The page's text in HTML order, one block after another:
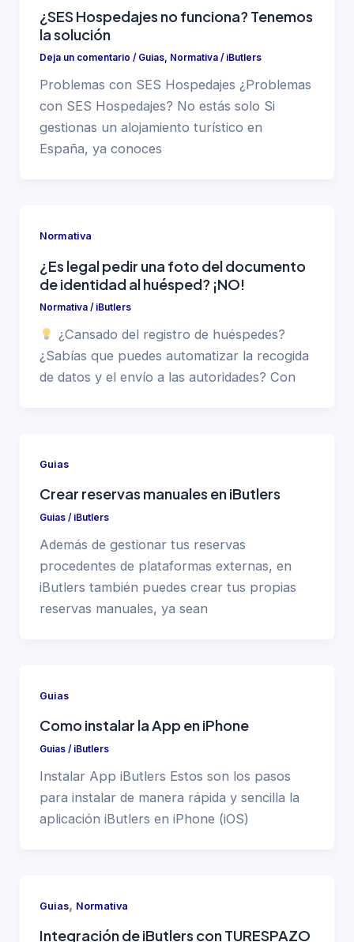
¿SES Hospedajes no funciona? Tenemos
la solución
Deja un comentario / Guias, Normativa/ iButlers
Problemas con SES Hospedajes ¿Problemas
con SES Hospedajes? No estás solo Si
gestionas un alojamiento turístico en
España, ya conoces
Normativa
¿Es legal pedir una foto del documento
de identidad al huésped? ¡NO!
Normativa/ iButlers
¿Cansado del registro de huéspedes?
¿Sabías que puedes automatizar la recogida
de datos y el envío a las autoridades? Con
Guias
Crear reservas manuales en iButlers
Guias/ iButlers
Además de gestionar tus reservas
procedentes de plataformas externas, en
iButlers también puedes crear tus propias
reservas manuales, ya sean
Guias
Como instalar la App en iPhone
Guias/ iButlers
Instalar App iButlers Estos son los pasos
para instalar de manera rápida y sencilla la
aplicación iButlers en iPhone (iOS)
Guias, Normativa
Integración de iButlers con TURESPAZO